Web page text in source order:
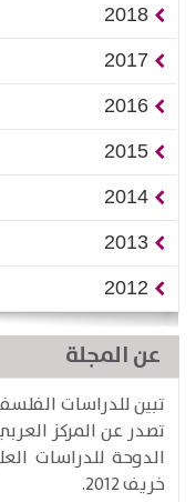
2018
2017
2016
2015
2014
2013
2012
عن المجلة
تبين للدراسات
تصدر عن المركز
الدوحة للدراسات
خريف 2012.